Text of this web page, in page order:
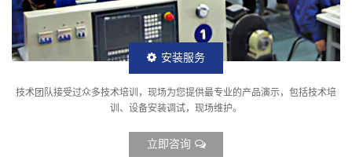
安装服务
技术团队接受过众多技术培训，现场为您提供最专业的产品演示，包括技术培
训、设备安装调试，现场维护。
立即咨询